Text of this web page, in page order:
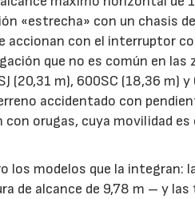
«estrecha» con un chasis
accionan con el interruptor
que no es común en
(20,31 m), 600SC (18,36 m)
accidentado con
orugas, cuya movilidad
los modelos que la integran:
de alcance de 9,78 m – y